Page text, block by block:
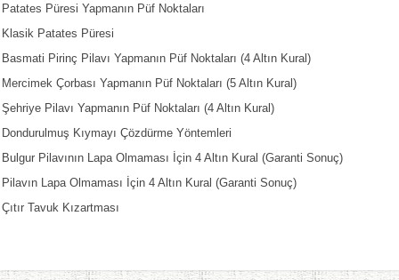
Patates Püresi Yapmanın Püf Noktaları
Klasik Patates Püresi
Basmati Pirinç Pilavı Yapmanın Püf Noktaları (4 Altın Kural)
Mercimek Çorbası Yapmanın Püf Noktaları (5 Altın Kural)
Şehriye Pilavı Yapmanın Püf Noktaları (4 Altın Kural)
Dondurulmuş Kıymayı Çözdürme Yöntemleri
Bulgur Pilavının Lapa Olmaması İçin 4 Altın Kural (Garanti Sonuç)
Pilavın Lapa Olmaması İçin 4 Altın Kural (Garanti Sonuç)
Çıtır Tavuk Kızartması